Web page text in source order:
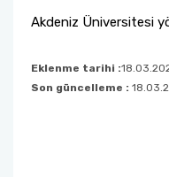
Akdeniz Üniversitesi
Eklenme tarihi :
Son güncelleme :